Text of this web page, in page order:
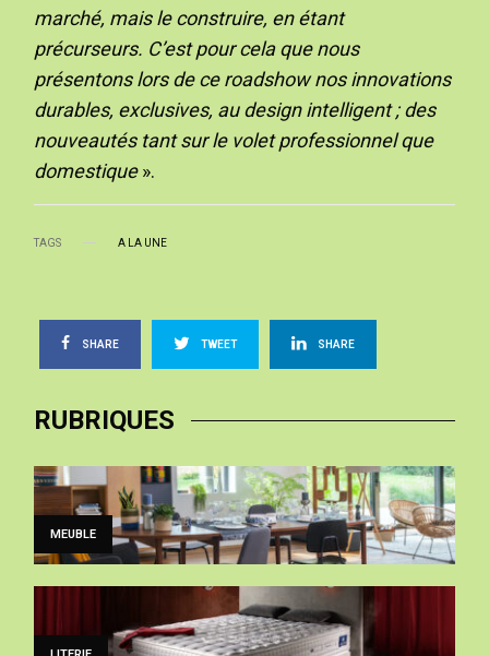
marché, mais le construire, en étant
précurseurs. C’est pour cela que nous
présentons lors de ce roadshow nos innovations
durables, exclusives, au design intelligent ; des
nouveautés tant sur le volet professionnel que
domestique».
TAGS A LA UNE
SHARE TWEET SHARE
RUBRIQUES
MEUBLE